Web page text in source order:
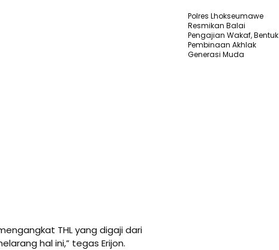
THL yang digaji dari
hal ini,” tegas Erijon.
Polres Lhokseumawe
Resmikan Balai
Pengajian Wakaf, Bentuk
Pembinaan Akhlak
Generasi Muda